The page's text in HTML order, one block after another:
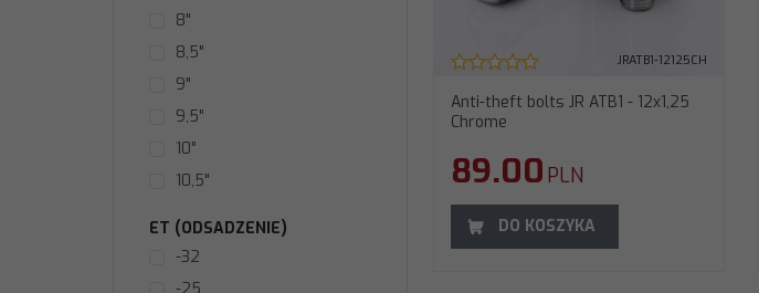
JRATB1-12125CH
Anti-theft bolts JR ATB1 - 12x1,25
Chrome
89.00 PLN
DO KOSZYKA
8"
8,5"
9"
9,5"
10"
10,5"
11,5"
12"
ET (ODSADZENIE)
-32